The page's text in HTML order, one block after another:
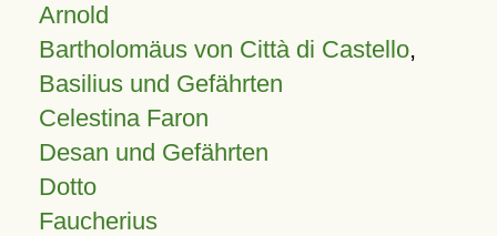
Arnold
Bartholomäus von Città di Castello,
Basilius und Gefährten
Celestina Faron
Desan und Gefährten
Dotto
Faucherius